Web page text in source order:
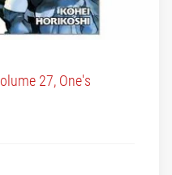
27, One's